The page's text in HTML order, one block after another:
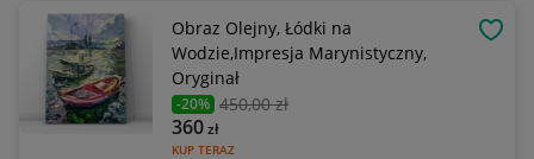
Obraz Olejny, Łódki na
Wodzie,Impresja Marynistyczny,
Oryginał
-20% 450,00 zł
KUP TERAZ
360zł